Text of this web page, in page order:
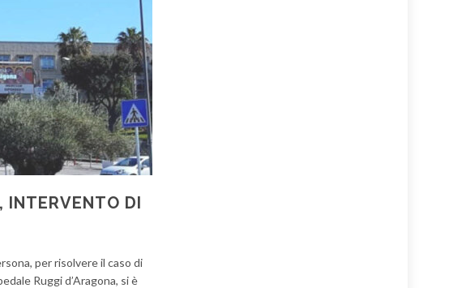
INTERVENTO DI
per risolvere il caso di
Ruggi d’Aragona, si è